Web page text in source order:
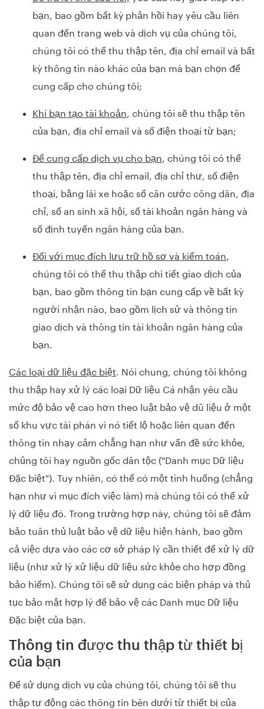
bạn, bao gồm bất kỳ phản hồi hay yêu cầu liên
quan đến trang web và dịch vụ của chúng tôi,
chúng tôi có thể thu thập tên, địa chỉ email và bất
kỳ thông tin nào khác của bạn mà bạn chọn để
cung cấp cho chúng tôi;
Khi bạn tạo tài khoản , chúng tôi sẽ thu thập tên
của bạn, địa chỉ email và số điện thoại từ bạn;
Để cung cấp dịch vụ cho bạn , chúng tôi có thể
thu thập tên, địa chỉ email, địa chỉ thư, số điện
thoại, bằng lái xe hoặc số căn cước công dân, địa
chỉ, số an sinh xã hội, số tài khoản ngân hàng và
số định tuyến ngân hàng của bạn.
Đối với mục đích lưu trữ hồ sơ và kiểm toán
chúng tôi có thể thu thập chi tiết giao dịch của
bạn, bao gồm thông tin bạn cung cấp về bất kỳ
người nhận nào, bao gồm lịch sử và thông tin
giao dịch và thông tin tài khoản ngân hàng của
bạn.
Các loại dữ liệu đặc biệt . Nói chung, chúng tôi không
thu thập hay xử lý các loại Dữ liệu Cá nhận yêu cầu
mức độ bảo vệ cao hơn theo luật bảo vệ dũ liệu ở một
số khu vực tài phán vì nó tiết lộ hoặc liên quan đến
thông tin nhạy cảm chẳng hạn như vấn đề sức khỏe,
chủng tôi hay nguồn gốc dân tộc ("Danh mục Dữ liệu
Đặc biệt"). Tuy nhiên, có thể có một tình huống (chẳng
hạn như vì mục đích việc làm) mà chúng tôi có thể xử
lý dữ liệu đó. Trong trường hợp này, chúng tôi sẽ đảm
bảo tuân thủ luật bảo vệ dữ liệu hiện hành, bao gồm
cả việc dựa vào các cơ sở pháp lý cần thiết để xử lý dữ
liệu (như xử lý xử liệu dữ liệu sức khỏe cho hợp đồng
bảo hiểm). Chúng tôi sẽ sử dụng các biện pháp và thủ
tục bảo mật hợp lý để bảo vệ các Danh mục Dữ liệu
Đặc biệt của bạn.
Thông tin được thu thập từ thiết bị
của bạn
Để sử dụng dịch vụ của chúng tôi, chúng tôi sẽ thu
thập tự động các thông tin bên dưới từ thiết bị của